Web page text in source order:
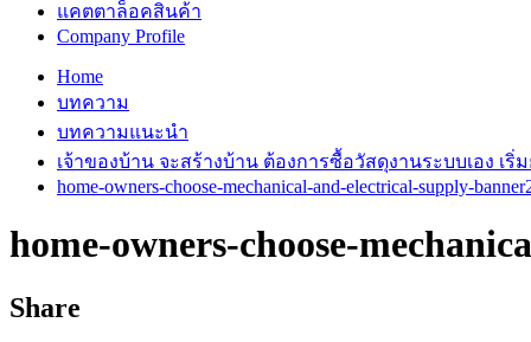
แคตตาล็อคสินค้า
Company Profile
Home
บทความ
บทความแนะนำ
เจ้าของบ้าน จะสร้างบ้าน ต้องการซื้อวัสดุงานระบบเอง เริ่ม
home-owners-choose-mechanical-and-electrical-supply-
home-owners-choose-
Share